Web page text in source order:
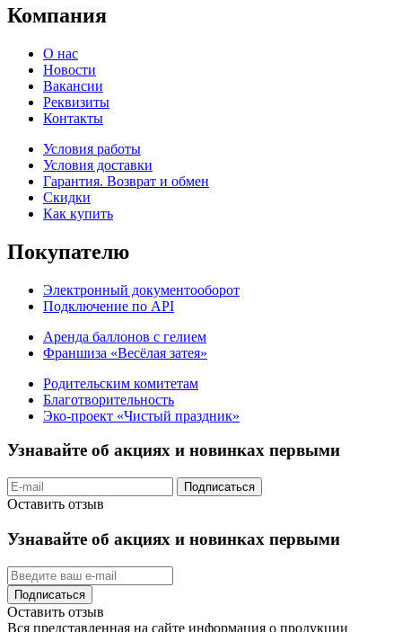
Компания
О нас
Новости
Вакансии
Реквизиты
Контакты
Условия работы
Условия доставки
Гарантия. Возврат и обмен
Скидки
Как купить
Покупателю
Электронный документооборот
Подключение по API
Аренда баллонов с гелием
Франшиза «Весёлая затея»
Родительским комитетам
Благотворительность
Эко-проект «Чистый праздник»
Узнавайте об акциях и новинках первыми
Подписаться
Оставить отзыв
Узнавайте об акциях и новинках первыми
Подписаться
Оставить отзыв
Вся представленная на сайте информация о продукции